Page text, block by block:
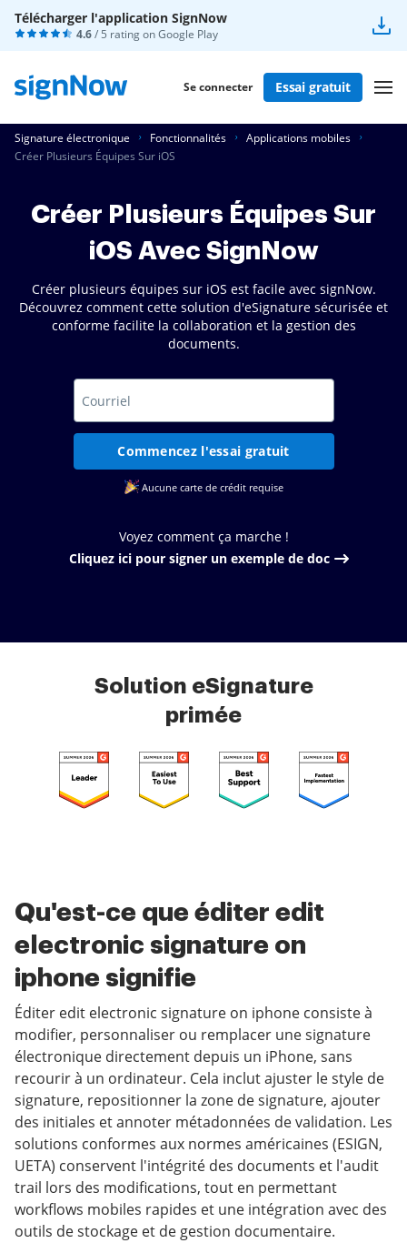
Télécharger l'application SignNow
4.6/ 5 rating onGoogle Play
Se connecter Essai gratuit
Signature électronique Fonctionnalités
Applications mobiles
Créer Plusieurs Équipes Sur iOS
Créer Plusieurs Équipes Sur
iOS Avec SignNow
Créer plusieurs équipes sur iOS est facile avec signNow.
Découvrez comment cette solution d'eSignature sécurisée et
conforme facilite la collaboration et la gestion des
documents.
Commencez l'essai gratuit
Aucune carte de crédit requise
Voyez comment ça marche !
Cliquez ici pour signer un exemple de doc
Solution eSignature
primée
Qu'est-ce que éditer edit
electronic signature on
iphone signifie
Éditer edit electronic signature on iphone consiste à
modifier, personnaliser ou remplacer une signature
électronique directement depuis un iPhone, sans
recourir à un ordinateur. Cela inclut ajuster le style de
signature, repositionner la zone de signature, ajouter
des initiales et annoter métadonnées de validation. Les
solutions conformes aux normes américaines (ESIGN,
UETA) conservent l'intégrité des documents et l'audit
trail lors des modifications, tout en permettant
workflows mobiles rapides et une intégration avec des
outils de stockage et de gestion documentaire.